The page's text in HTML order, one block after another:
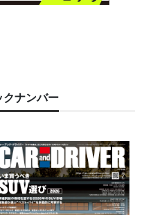
ナンバー